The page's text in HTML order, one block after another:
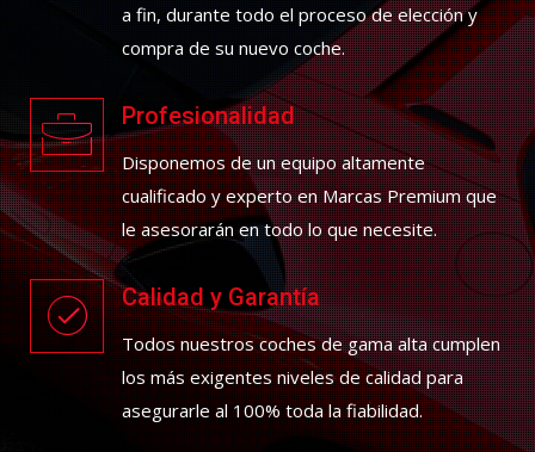
a fin, durante todo el proceso de elección y
compra de su nuevo coche.
Profesionalidad
Disponemos de un equipo altamente
cualificado y experto en Marcas Premium que
le asesorarán en todo lo que necesite.
Calidad y Garantía
Todos nuestros coches de gama alta cumplen
los más exigentes niveles de calidad para
asegurarle al 100% toda la fiabilidad.